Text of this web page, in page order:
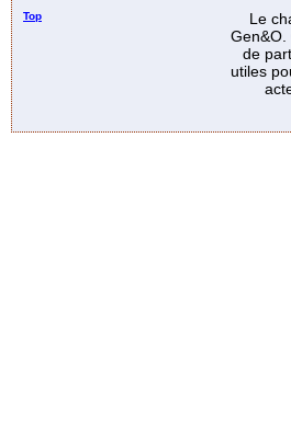
Top
Le
de
utiles